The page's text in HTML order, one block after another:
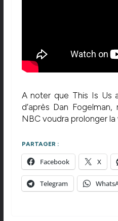
A noter que This Is Us
d’après Dan
NBC voudra prolonger la
PARTAGER :
Facebook X
Telegram